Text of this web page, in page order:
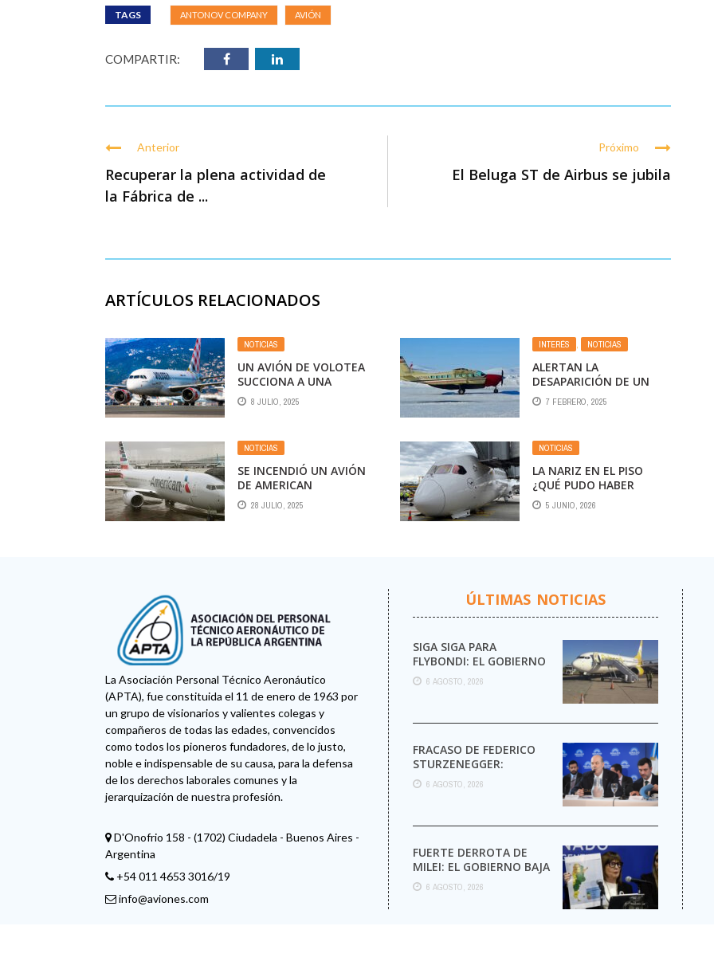
TAGS ANTONOV COMPANY AVIÓN
COMPARTIR:
Anterior
Recuperar la plena actividad de
la Fábrica de ...
Próximo
El Beluga ST de Airbus se jubila
ARTÍCULOS RELACIONADOS
NOTICIAS
UN AVIÓN DE VOLOTEA
SUCCIONA A UNA
PERSONA ANTES DE
DESPEGAR
8 JULIO, 2025
INTERÉS , NOTICIAS
ALERTAN LA
DESAPARICIÓN DE UN
AVIÓN EN ALASKA EN EL
QUE VIAJABAN 10
7 FEBRERO, 2025
NOTICIAS
SE INCENDIÓ UN AVIÓN
DE AMERICAN
AIRLINES EN DENVER: LAS
IMÁGENES DE LA
28 JULIO, 2025
NOTICIAS
LA NARIZ EN EL PISO
¿QUÉ PUDO HABER
PASADO?
5 JUNIO, 2026
La Asociación Personal Técnico Aeronáutico
(APTA), fue constituida el 11 de enero de 1963 por
un grupo de visionarios y valientes colegas y
compañeros de todas las edades, convencidos
como todos los pioneros fundadores, de lo justo,
noble e indispensable de su causa, para la defensa
de los derechos laborales comunes y la
jerarquización de nuestra profesión.
D'Onofrio 158 - (1702) Ciudadela - Buenos Aires -
Argentina
+54 011 4653 3016/19
info@aviones.com
ÚLTIMAS NOTICIAS
SIGA SIGA PARA
FLYBONDI: EL GOBIERNO
AUTORIZÓ LA VENTA DE
MÁS PASAJES
6 AGOSTO, 2026
FRACASO DE FEDERICO
STURZENEGGER:
6 AGOSTO, 2026
FUERTE DERROTA DE
MILEI: EL GOBIERNO BAJA
EL CAPÍTULO DE
EXTRANJERIZACIÓN DE
6 AGOSTO, 2026